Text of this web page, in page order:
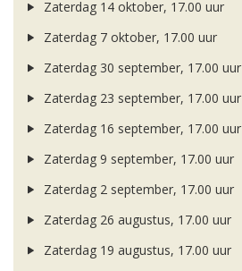
Zaterdag 14 oktober, 17.00 uur
Zaterdag 7 oktober, 17.00 uur
Zaterdag 30 september, 17.00 uur
Zaterdag 23 september, 17.00 uur
Zaterdag 16 september, 17.00 uur
Zaterdag 9 september, 17.00 uur
Zaterdag 2 september, 17.00 uur
Zaterdag 26 augustus, 17.00 uur
Zaterdag 19 augustus, 17.00 uur